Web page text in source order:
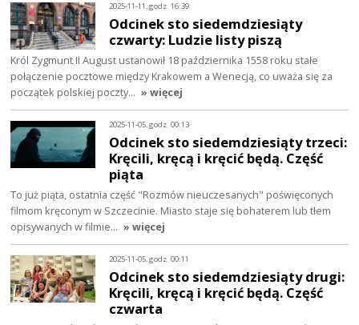
2025-11-11, godz. 16:39
Odcinek sto siedemdziesiąty
czwarty: Ludzie listy piszą
Król Zygmunt II August ustanowił 18 października 1558 roku stałe
połączenie pocztowe między Krakowem a Wenecją, co uważa się za
początek polskiej poczty… » więcej
2025-11-05, godz. 00:13
Odcinek sto siedemdziesiąty trzeci:
Kręcili, kręcą i kręcić będą. Część
piąta
To już piąta, ostatnia część "Rozmów nieuczesanych" poświęconych
filmom kręconym w Szczecinie. Miasto staje się bohaterem lub tłem
opisywanych w filmie… » więcej
2025-11-05, godz. 00:11
Odcinek sto siedemdziesiąty drugi:
Kręcili, kręcą i kręcić będą. Część
czwarta